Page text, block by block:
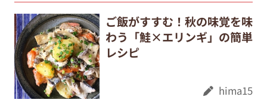
ご飯がすすむ！秋の味覚を味
わう「鮭×エリンギ」の簡単
レシピ
hima15